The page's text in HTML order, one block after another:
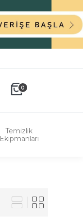
0
Temizlik
Ekipmanları